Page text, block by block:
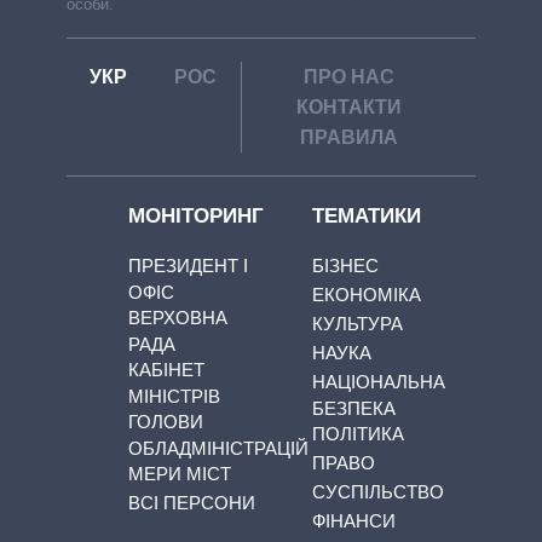
особи.
УКР РОС
ПРО НАС
КОНТАКТИ
ПРАВИЛА
МОНІТОРИНГ
ПРЕЗИДЕНТ І
ОФІС
ВЕРХОВНА
РАДА
КАБІНЕТ
МІНІСТРІВ
ГОЛОВИ
ОБЛАДМІНІСТРАЦІЙ
МЕРИ МІСТ
ВСІ ПЕРСОНИ
ТЕМАТИКИ
БІЗНЕС
ЕКОНОМІКА
КУЛЬТУРА
НАУКА
НАЦІОНАЛЬНА
БЕЗПЕКА
ПОЛІТИКА
ПРАВО
СУСПІЛЬСТВО
ФІНАНСИ